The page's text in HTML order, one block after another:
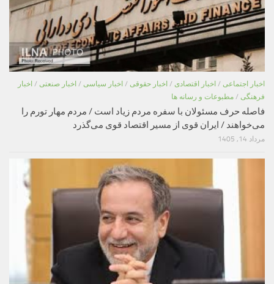
اخبار اجتماعی / اخبار اقتصادی / اخبار حقوقی / اخبار سیاسی / اخبار صنعتی / اخبار
فرهنگی / مطبوعات و رسانه ها
فاصله حرف مسئولان با سفره مردم زیاد است / مردم مهار تورم را
می‌خواهند / ایران قوی از مسیر اقتصاد قوی می‌گذرد
مرداد 14, 1405